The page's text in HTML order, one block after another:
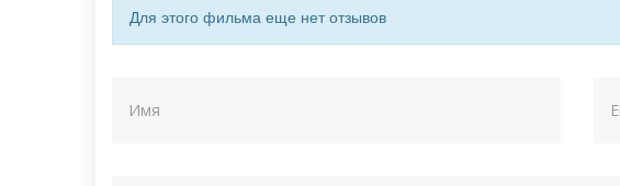
Для этого фильма еще нет отзывов